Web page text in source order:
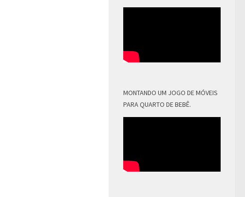
MONTANDO UM JOGO DE MÓVEIS
PARA QUARTO DE BEBÊ.